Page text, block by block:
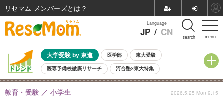
menu
Language
JP / CN search
大学受験 by 東進 医学部 東大受験
医専予備校徹底リサーチ 河合塾×東大特集
親子で考える大学選び 高校受験 中学受験 小学校受験
共通テスト 夏休み
教育・受験 小学生 2026.5.25 Mon 9:15
リセマム メンバーズ